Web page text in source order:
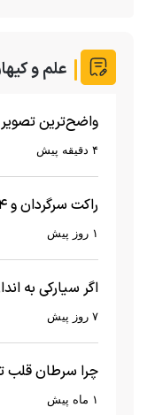
علم و
واضح‌ترین
۴ دقیقه پیش
هشت هزار و ۶۹۰ کیلومتر در ساعت به ماه برخورد کرد۱ روز پیش
اگر سیارکی به
چه اتفاقی می‌افتد؟
۷ روز پیش
چرا سرطان قلب
عجیبی که در بدن۱ ماه پیش